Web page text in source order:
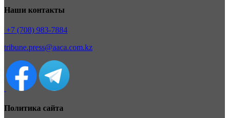
Наши контакты
+7 (708) 983-7884
tribune.press@aaca.com.kz
Политика сайта